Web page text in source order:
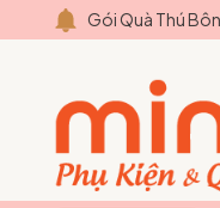
Gói Quà Thú